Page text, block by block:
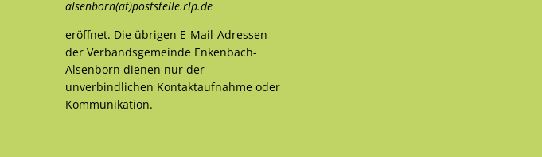
alsenborn(at)poststelle.rlp.de
eröffnet. Die übrigen E-Mail-Adressen
der Verbandsgemeinde Enkenbach-
Alsenborn dienen nur der
unverbindlichen Kontaktaufnahme oder
Kommunikation.